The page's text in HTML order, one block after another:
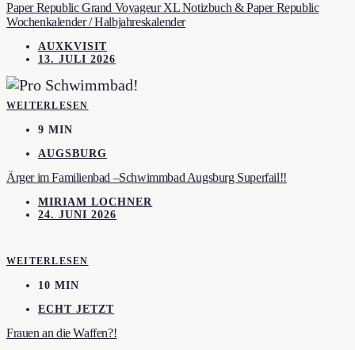
Paper Republic Grand Voyageur XL Notizbuch & Paper Republic
Wochenkalender / Halbjahreskalender
AUXKVISIT
13. JULI 2026
WEITERLESEN
9 MIN
AUGSBURG
Ärger im Familienbad –Schwimmbad Augsburg Superfail!!
MIRIAM LOCHNER
24. JUNI 2026
WEITERLESEN
10 MIN
ECHT JETZT
Frauen an die Waffen?!